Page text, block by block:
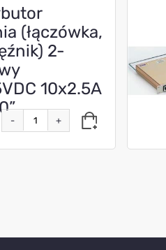
(łączówka,
2-
10x2.5A
- +